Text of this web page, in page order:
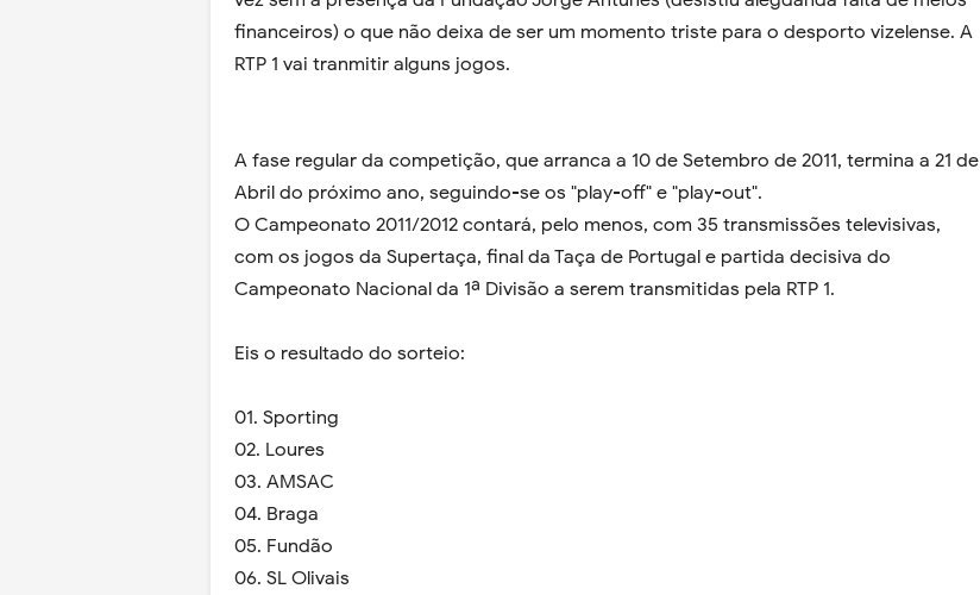
financeiros) o que não deixa de ser um momento triste para o desporto vizelense. A
RTP 1 vai tranmitir alguns jogos.
A fase regular da competição, que arranca a 10 de Setembro de 2011, termina a 21 de
Abril do próximo ano, seguindo-se os "play-off" e "play-out".
O Campeonato 2011/2012 contará, pelo menos, com 35 transmissões televisivas,
com os jogos da Supertaça, final da Taça de Portugal e partida decisiva do
Campeonato Nacional da 1ª Divisão a serem transmitidas pela RTP 1.
Eis o resultado do sorteio:
01. Sporting
02. Loures
03. AMSAC
04. Braga
05. Fundão
06. SL Olivais